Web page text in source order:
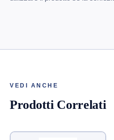
VEDI ANCHE
Prodotti Correlati